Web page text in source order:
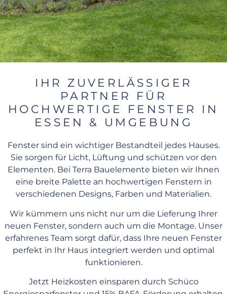
IHR ZUVERLÄSSIGER
PARTNER FÜR
HOCHWERTIGE FENSTER IN
ESSEN & UMGEBUNG
Fenster sind ein wichtiger Bestandteil jedes Hauses.
Sie sorgen für Licht, Lüftung und schützen vor den
Elementen. Bei Terra Bauelemente bieten wir Ihnen
eine breite Palette an hochwertigen Fenstern in
verschiedenen Designs, Farben und Materialien.
Wir kümmern uns nicht nur um die Lieferung Ihrer
neuen Fenster, sondern auch um die Montage. Unser
erfahrenes Team sorgt dafür, dass Ihre neuen Fenster
perfekt in Ihr Haus integriert werden und optimal
funktionieren.
Jetzt Heizkosten einsparen durch Schüco